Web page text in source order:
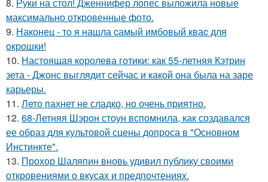
максимально откровенные фото.
9. Наконец - то я нашла cамый имбовый кваc для
oкрошки!
10. Настоящая королева готики: как 55-летняя Кэтрин
зета - Джонс выглядит сейчас и какой она была на заре
карьеры.
11. Лето пахнет не сладко, но очень приятно.
12. 68-Летняя Шэрон стоун вспомнила, как создавался
ее образ для культовой сцены допроса в "Основном
Инстинкте".
13. Прохор Шаляпин вновь удивил публику своими
откровениями о вкусах и предпочтениях.